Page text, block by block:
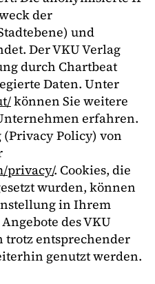
der
und
Der VKU Verlag
durch Chartbeat
Daten. Unter
können Sie weitere
erfahren.
Policy) von
privacy/. Cookies, die
wurden, können
in Ihrem
des VKU
trotz entsprechender
genutzt werden.